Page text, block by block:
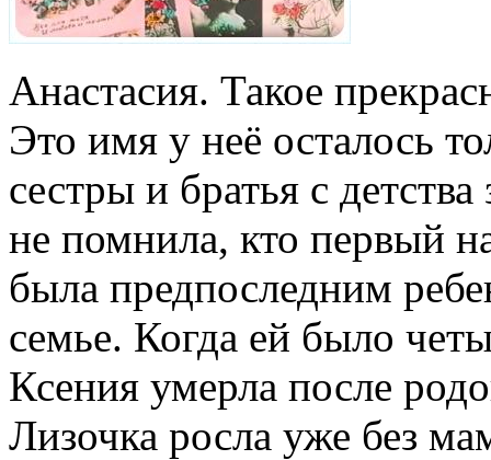
Анастасия. Такое
Это имя у неё осталось
сестры и братья с
не помнила, кто первый
была предпоследним
семье. Когда ей было
Ксения умерла после
Лизочка росла уже без